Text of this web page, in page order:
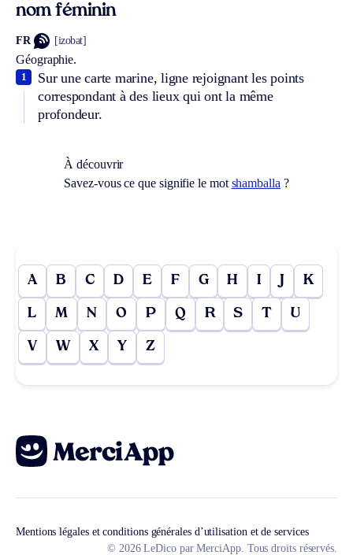
nom féminin
FR [izobat]
Géographie.
Sur une carte marine, ligne rejoignant les points
correspondant à des lieux qui ont la même
profondeur.
1
À découvrir
Savez-vous ce que signifie le mot shamballa ?
A B C D E F G H I J K
L M N O P Q R S T U
V W X Y Z
Mentions légales et conditions générales d’utilisation et de services
© 2026 LeDico par MerciApp. Tous droits réservés.